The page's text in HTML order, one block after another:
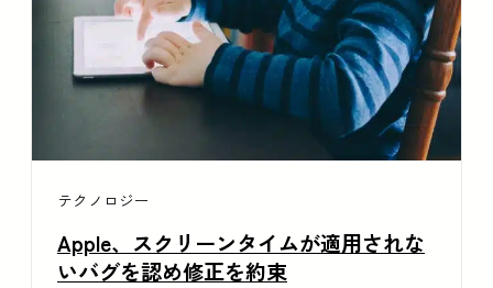
テクノロジー
Apple、スクリーンタイムが適用されな
いバグを認め修正を約束